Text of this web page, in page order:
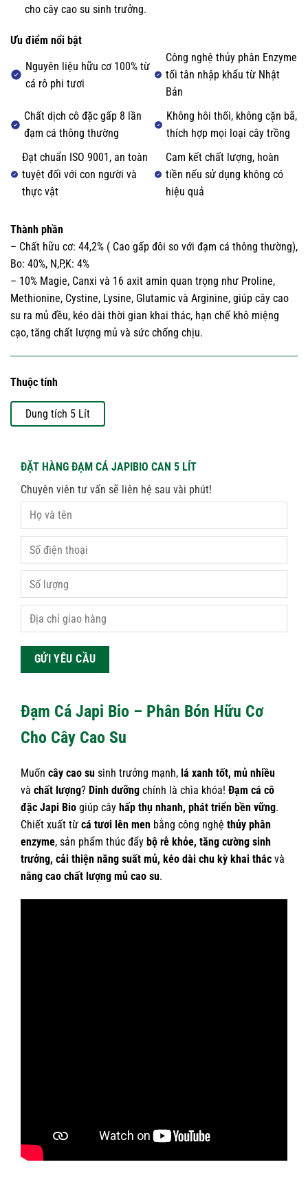
cho cây cao su sinh trưởng.
Ưu điểm nổi bật
Nguyên liệu hữu cơ 100% từ
cá rô phi tươi
Công nghệ thủy phân Enzyme
tối tân nhập khẩu từ Nhật
Bản
Chất dịch cô đặc gấp 8 lần
đạm cá thông thường
Không hôi thối, không cặn bã,
thích hợp mọi loại cây trồng
Đạt chuẩn ISO 9001, an toàn
tuyệt đối với con người và
thực vật
Cam kết chất lượng, hoàn
tiền nếu sử dụng không có
hiệu quả
Thành phần
– Chất hữu cơ: 44,2% ( Cao gấp đôi so với đạm cá thông thường),
Bo: 40%, N,P,K: 4%
– 10% Magie, Canxi và 16 axit amin quan trọng như Proline,
Methionine, Cystine, Lysine, Glutamic và Arginine, giúp cây cao
su ra mủ đều, kéo dài thời gian khai thác, hạn chế khô miệng
cạo, tăng chất lượng mủ và sức chống chịu.
Thuộc tính
Dung tích 5 Lít
ĐẶT HÀNG ĐẠM CÁ JAPIBIO CAN 5 LÍT
Chuyên viên tư vấn sẽ liên hệ sau vài phút!
Đạm Cá Japi Bio – Phân Bón Hữu Cơ
Cho Cây Cao Su
Muốn cây cao su sinh trưởng mạnh, lá xanh tốt, mủ nhiều
và chất lượng? Dinh dưỡng chính là chìa khóa! Đạm cá cô
đặc Japi Bio giúp cây hấp thụ nhanh, phát triển bền vững.
Chiết xuất từ cá tươi lên men bằng công nghệ thủy phân
enzyme, sản phẩm thúc đẩy bộ rễ khỏe, tăng cường sinh
trưởng, cải thiện năng suất mủ, kéo dài chu kỳ khai thác và
nâng cao chất lượng mủ cao su.